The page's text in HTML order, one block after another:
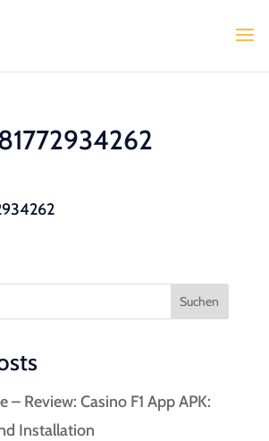
Suchen
– Review: Casino F1 App APK:
Installation